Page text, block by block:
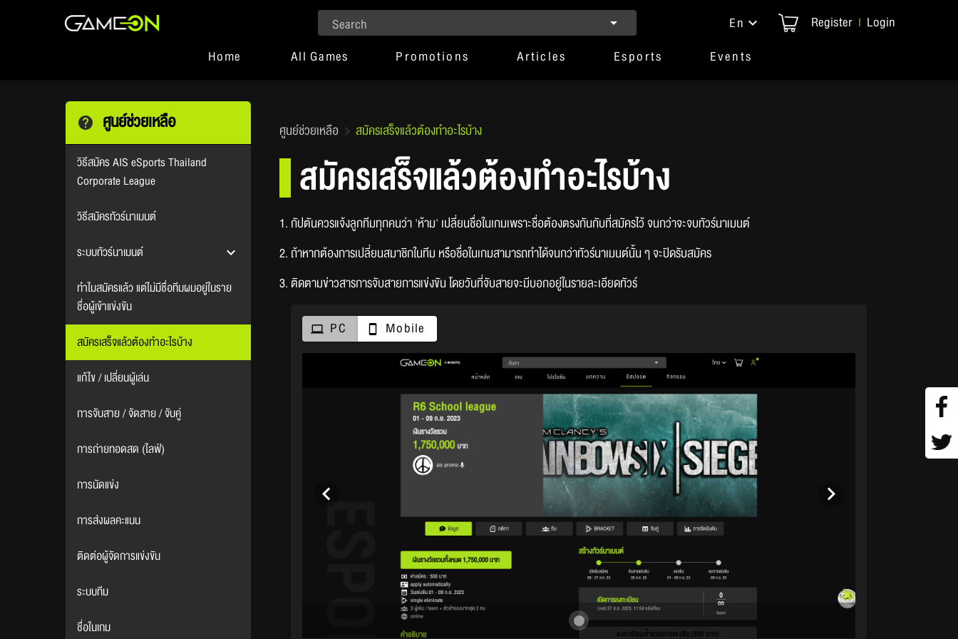
Search En Register | Login
Home
All Games Promotions Articles Esports Events
ศูนย์ช่วยเหลือ
วิธีสมัคร AIS eSports Thailand
Corporate League
วิธีสมัครทัวร์นาเมนต์
ระบบทัวร์นาเมนต์
ทำไมสมัครแล้ว แต่ไม่มีชื่อทีมผมอยู่ในราย
ชื่อผู้เข้าแข่งขัน
สมัครเสร็จแล้วต้องทำอะไรบ้าง
แก้ไข / เปลี่ยนผู้เล่น
การจับสาย / จัดสาย / จับคู่
การถ่ายทอดสด (ไลฟ์)
การนัดแข่ง
การส่งผลคะแนน
ติดต่อผู้จัดการแข่งขัน
ระบบทีม
ชื่อในเกม
ศูนย์ช่วยเหลือ สมัครเสร็จแล้วต้องทำอะไรบ้าง
สมัครเสร็จแล้วต้องทำอะไรบ้าง
1. กัปตันควรแจ้งลูกทีมทุกคนว่า 'ห้าม' เปลี่ยนชื่อในเกมเพราะชื่อต้องตรงกันกับที่สมัครไว้ จนกว่าจะจบทัวร์นาเมนต์
2. ถ้าหากต้องการเปลี่ยนสมาชิกในทีม หรือชื่อในเกมสามารถทำได้จนกว่าทัวร์นาเมนต์นั้น ๆ จะปิดรับสมัคร
3. ติดตามข่าวสารการจับสายการแข่งขัน โดยวันที่จับสายจะมีบอกอยู่ในรายละเอียดทัวร์
PC Mobile